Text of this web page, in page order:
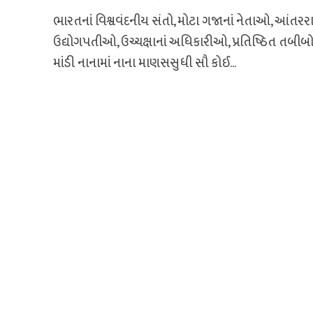
ભારતનાં વિશ્વવંદનીય સંતો, મોટા ગજાનાં નેતાઓ,
ઉદ્યોગપતીઓ, ઉચ્ચક્ષાનાં અધિકારીઓ, પ્રતિષ્ઠિત
માંડી નાનામાં નાના માણસસુધી સૌ કોઈ...